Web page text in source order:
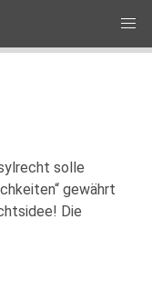
solle
gewährt
Die